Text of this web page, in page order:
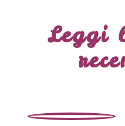
Leggi